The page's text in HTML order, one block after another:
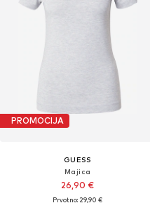
PROMOCIJA
GUESS
Majica
26,90 €
Prvotno: 29,90 €